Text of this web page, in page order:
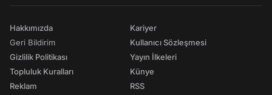
Hakkımızda
Geri Bildirim
Gizlilik Politikası
Topluluk Kuralları
Reklam
Kariyer
Kullanıcı Sözleşmesi
Yayın İlkeleri
Künye
RSS